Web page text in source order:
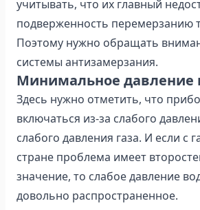
учитывать, что их главный
подверженность перемерзанию
Поэтому нужно обращать
системы антизамерзания.
Минимальное давление
Здесь нужно отметить, что
включаться из-за слабого
слабого давления газа. И если с
стране проблема имеет
значение, то слабое давление
довольно распространенное.